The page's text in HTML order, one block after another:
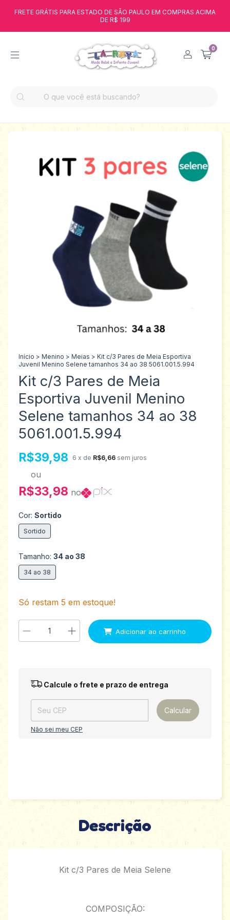
FRETE GRÁTIS PARA ESTADO DE SÃO PAULO EM COMPRAS ACIMA
DE R$ 199
0
Início > Menino > Meias > Kit c/3 Pares de Meia Esportiva
Juvenil Menino Selene tamanhos 34 ao 38 5061.001.5.994
Kit c/3 Pares de Meia
Esportiva Juvenil Menino
Selene tamanhos 34 ao 38
5061.001.5.994
R$39,98 6 x de R$6,66 sem juros
ou
R$33,98 no
Cor: Sortido
Sortido
Tamanho: 34 ao 38
34 ao 38
Só restam 5 em estoque!
Entregas para o CEP: Alterar CEP
Calcule o frete e prazo de entrega
Calcular
Não sei meu CEP
Descrição
Kit c/3 Pares de Meia Selene
COMPOSIÇÃO: